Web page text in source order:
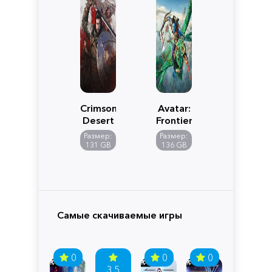
Crimson
Desert
Размер:
131 GB
Avatar:
Frontiers
of
Pandora
Размер:
136 GB
Самые скачиваемые игры
0
3.5
0 0